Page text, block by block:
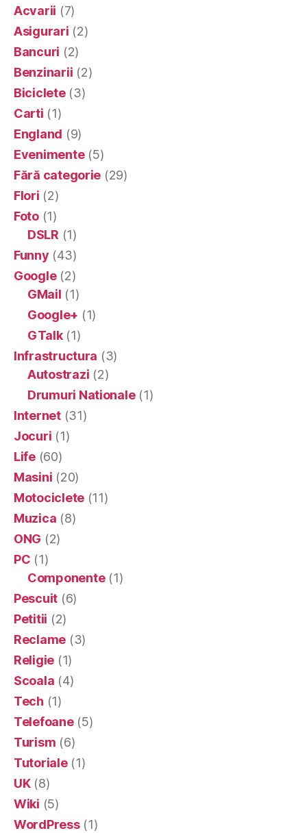
Acvarii (7)
Asigurari (2)
Bancuri (2)
Benzinarii (2)
Biciclete(3)
Carti (1)
England (9)
Evenimente(5)
Fără categorie (29)
Flori (2)
Foto(1)
DSLR (1)
Funny (43)
Google(2)
GMail (1)
Google+ (1)
GTalk(1)
Infrastructura (3)
Autostrazi (2)
Drumuri Nationale(1)
Internet(31)
Jocuri (1)
Life(60)
Masini (20)
Motociclete (11)
Muzica (8)
ONG (2)
PC (1)
Componente(1)
Pescuit (6)
Petitii (2)
Reclame (3)
Religie (1)
Scoala (4)
Tech (1)
Telefoane(5)
Turism (6)
Tutoriale(1)
UK(8)
Wiki (5)
WordPress(1)